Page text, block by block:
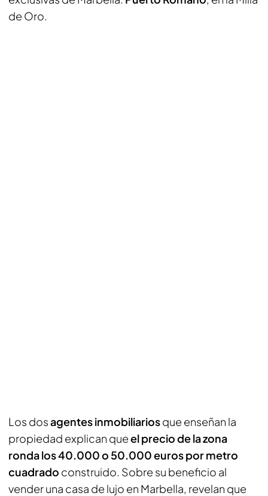
de Oro.
Los dosagentes inmobiliariosque enseñan la
propiedad explican queel precio de la zona
ronda los 40.000 o 50.000 euros por metro
cuadrado construido. Sobre su beneficio al
vender una casa de lujo en Marbella, revelan que